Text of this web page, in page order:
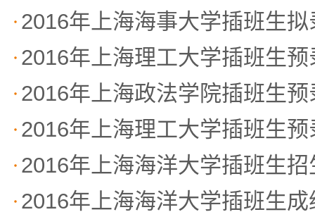
2016年上海海事大学插班生
2016年上海理工大学插班生
2016年上海政法学院插班生
2016年上海理工大学插班生
2016年上海海洋大学插班生
2016年上海海洋大学插班生